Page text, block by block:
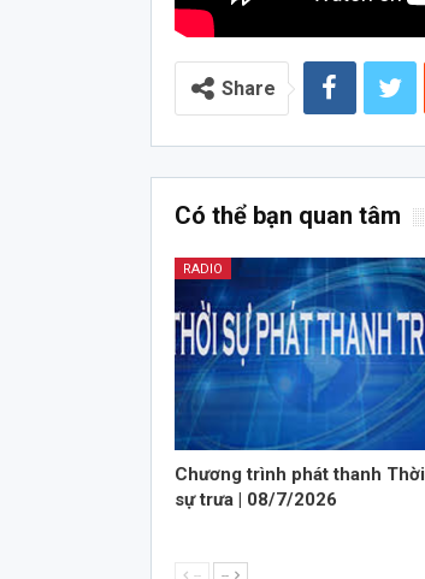
Share
Có thể bạn quan tâm
RADIO
Chương trình phát thanh Thời
sự trưa | 08/7/2026
-- --